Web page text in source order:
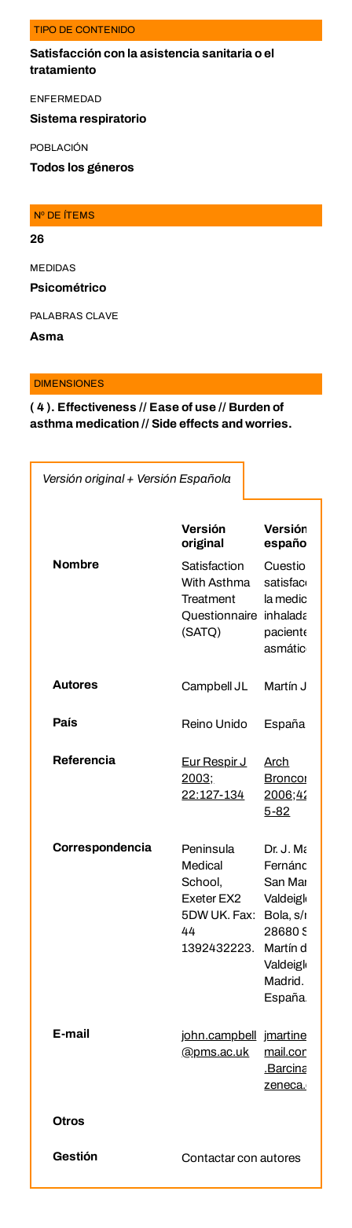
TIPO DE CONTENIDO
Satisfacción con la asistencia sanitaria o el
tratamiento
ENFERMEDAD
Sistema respiratorio
POBLACIÓN
Todos los géneros
Nº DE ÍTEMS
26
MEDIDAS
Psicométrico
PALABRAS CLAVE
Asma
DIMENSIONES
( 4 ). Effectiveness // Ease of use // Burden of
asthma medication // Side effects and worries.
Versión original + Versión Española
Versión
original
Versión
española
Nombre
Satisfaction
With Asthma
Treatment
Questionnaire
(SATQ)
Cuestionario de
satisfacción con
la medicación
inhalada en
pacientes
asmáticos
Autores Campbell JL Martín J
País Reino Unido España
Referencia
Eur Respir J
2003;
22:127-134
Arch
Bronconeumol.
2006;42(11):57
5-82
Correspondencia
Peninsula
Medical
School,
Exeter EX2
5DW UK. Fax:
44
1392432223.
Dr. J. Martín
Fernández.,CS
San Martín de
Valdeiglesias.,La
Bola, s/n.
28680 San
Martín de
Valdeiglesias.
Madrid.
España.,,
E-mail
john.campbell
@pms.ac.uk
jmartinefe@hot
mail.com
.Barcina@astra
zeneca.com
Otros
Gestión Contactar con autores